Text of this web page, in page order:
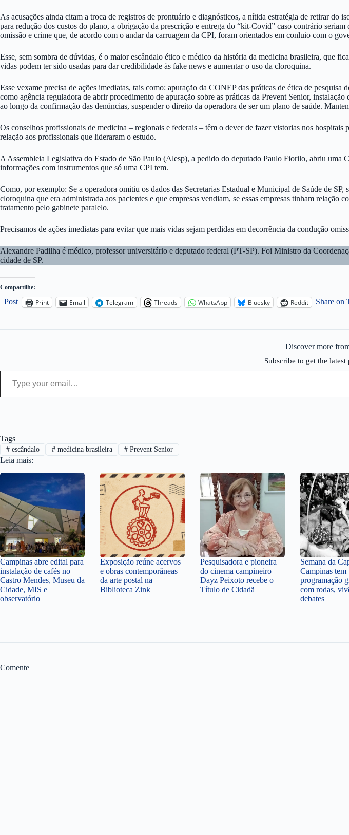
As acusações ainda citam a troca de registros de prontuário e diagnósticos, a nítida estratégia de retirar
para redução dos custos do plano, a obrigação da prescrição e entrega do “kit-Covid” caso contrário
omissão e crime que, de acordo com o andar da carruagem da CPI, foram orientados em conluio com o
Esse, sem sombra de dúvidas, é o maior escândalo ético e médico da história da medicina brasileira, que
vidas podem ter sido usadas para dar credibilidade às fake news e aumentar o uso da cloroquina.
Esse vexame precisa de ações imediatas, tais como: apuração da CONEP das práticas de ética de
como agência reguladora de abrir procedimento de apuração sobre as práticas da Prevent Senior,
ao longo da confirmação das denúncias, suspender o direito da operadora de ser um plano de saúde.
Os conselhos profissionais de medicina – regionais e federais – têm o dever de fazer vistorias nos
relação aos profissionais que lideraram o estudo.
A Assembleia Legislativa do Estado de São Paulo (Alesp), a pedido do deputado Paulo Fiorilo, abriu uma
informações com instrumentos que só uma CPI tem.
Como, por exemplo: Se a operadora omitiu os dados das Secretarias Estadual e Municipal de Saúde de
cloroquina que era administrada aos pacientes e que empresas vendiam, se essas empresas tinham
tratamento pelo gabinete paralelo.
Precisamos de ações imediatas para evitar que mais vidas sejam perdidas em decorrência da condução
Alexandre Padilha é médico, professor universitário e deputado federal (PT-SP). Foi Ministro da
cidade de SP.
Compartilhe:
Post Print Email Telegram Threads WhatsApp Bluesky Reddit Share on
Discover more
Subscribe to get the
Type your email…
Tags
#escândalo #medicina brasileira # Prevent Senior
Leia mais:
Campinas abre edital para
instalação de cafés no
Castro Mendes, Museu da
Cidade, MIS e
observatório
Exposição reúne acervos
e obras contemporâneas
da arte postal na
Biblioteca Zink
Pesquisadora e pioneira
do cinema campineiro
Dayz Peixoto recebe o
Título de Cidadã
Semana da
Campinas tem
programação
com rodas,
debates
Comente